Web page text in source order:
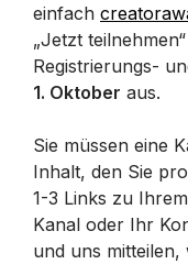
einfach
„Jetzt
Registrierungs-
1. Oktober aus.
Sie müssen eine
Inhalt, den Sie
1-3 Links zu
Kanal oder Ihr
und uns